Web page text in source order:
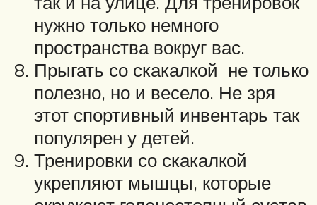
нужно только немного
пространства вокруг вас.
Прыгать со скакалкой не только
полезно, но и весело. Не зря
этот спортивный инвентарь так
популярен у детей.
Тренировки со скакалкой
укрепляют мышцы, которые